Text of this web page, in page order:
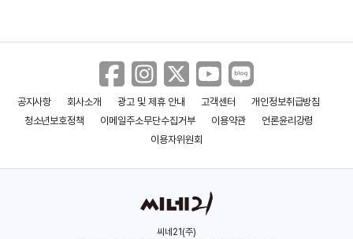
박화영 마이 리틀 히어로
공지사항 회사소개 광고 및 제휴 안내 고객센터
개인정보취급방침
청소년보호정책
이메일주소무단수집거부 이용약관
언론윤리강령
이용자위원회
씨네21(주)